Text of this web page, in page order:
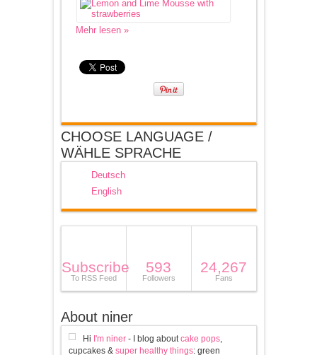
Mehr lesen »
CHOOSE LANGUAGE /
WÄHLE SPRACHE
Deutsch
English
Subscribe
To RSS Feed
593
Followers
24,267
Fans
About niner
Hi I'm niner- I blog aboutcake pops,
cupcakes & super healthy things: green